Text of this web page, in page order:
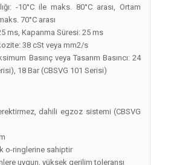
-10°C ile maks. 80°C arası, Ortam
70°C arası
ms, Kapanma Süresi: 25 ms
38 cSt veya mm2/s
Basınç veya Tasarım Basıncı: 24
18 Bar (CBSVG 101 Serisi)
dahili egzoz sistemi (CBSVG
o-ringlerine sahiptir
uygun, yüksek gerilim toleransı